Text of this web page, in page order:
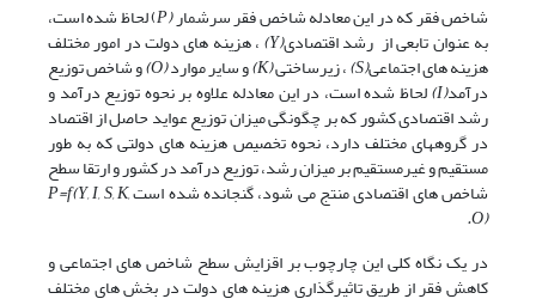
شاخص فقر که در این معادله شاخص فقر سرشمار(P ) لحاظ شده است،
به عنوان تابعی از رشد اقتصادی(Y) ، هزینه های دولت در امور مختلف
هزینه های اجتماعی(S) ، زیرساختی(K) و سایر موارد(O) و شاخص توزیع
درآمد(I) لحاظ شده است، در این معادله علاوه بر نحوه توزیع درآمد و
رشد اقتصادی کشور که بر چگونگی میزان توزیع عواید حاصل از اقتصاد
در گروههای مختلف دارد، نحوه تخصیص هزینه های دولتی که به طور
مستقیم و غیرمستقیم بر میزان رشد، توزیع درآمد در کشور و ارتقا سطح
شاخص های اقتصادی منتج می شود، گنجانده شده استP=f(Y, I, S, K,
O).
در یک نگاه کلی این چارچوب بر اقزایش سطح شاخص های اجتماعی و
کاهش فقر از طریق تاثیرگذاری هزینه های دولت در بخش های مختلف